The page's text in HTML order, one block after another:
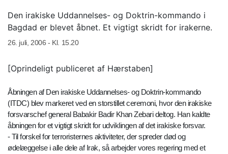
Den irakiske Uddannelses- og Doktrin-kommando i
Bagdad er blevet åbnet. Et vigtigt skridt for irakerne.
26. juli, 2006 - Kl. 15.20
[Oprindeligt publiceret af Hærstaben]
Åbningen af Den irakiske Uddannelses- og Doktrin-kommando
(ITDC) blev markeret ved en storstillet ceremoni, hvor den irakiske
forsvarschef general Babakir Badir Khan Zebari deltog. Han kaldte
åbningen for et vigtigt skridt for udviklingen af det irakiske forsvar.
- Til forskel for terroristernes aktiviteter, der spreder død og
ødelæggelse i alle dele af Irak, så arbejder vores regering med et